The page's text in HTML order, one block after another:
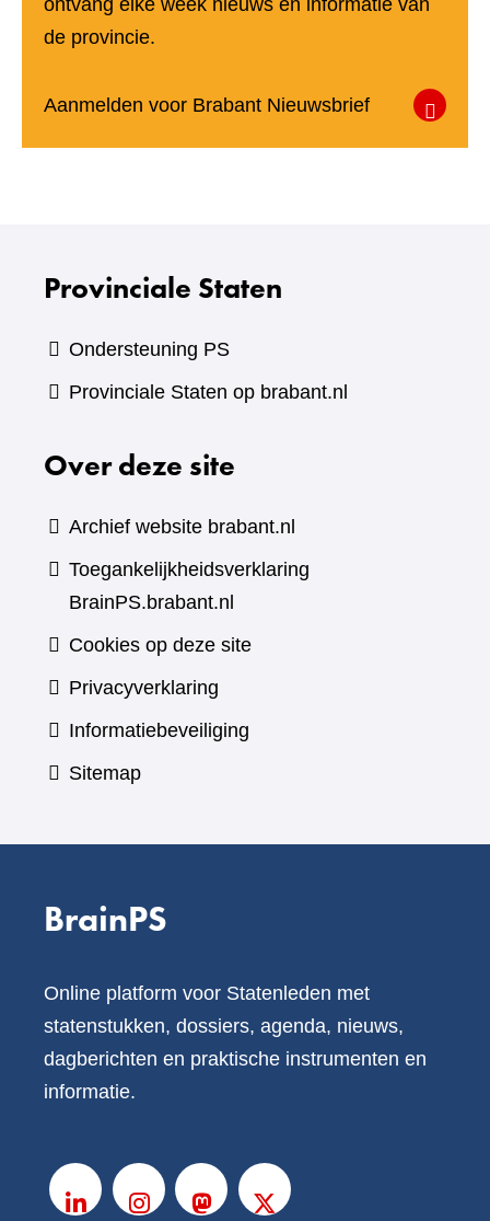
ontvang elke week nieuws en informatie van
de provincie.
Aanmelden voor Brabant Nieuwsbrief(verwijst
Provinciale Staten
Ondersteuning PS
Provinciale Staten op brabant.nl
Over deze site
Archief website brabant.nl
Toegankelijkheidsverklaring
BrainPS.brabant.nl
Cookies op deze site
Privacyverklaring
Informatiebeveiliging
Sitemap
BrainPS
Online platform voor Statenleden met
statenstukken, dossiers, agenda, nieuws,
dagberichten en praktische instrumenten en
informatie.